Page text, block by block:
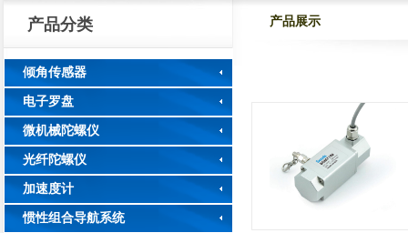
产品分类
倾角传感器
电子罗盘
微机械陀螺仪
光纤陀螺仪
加速度计
惯性组合导航系统
产品展示